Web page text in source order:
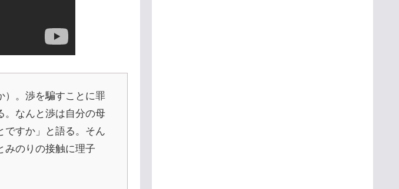
）。渉を騙すことに罪
。なんと渉は自分の母
ですか」と語る。そん
みのりの接触に理子